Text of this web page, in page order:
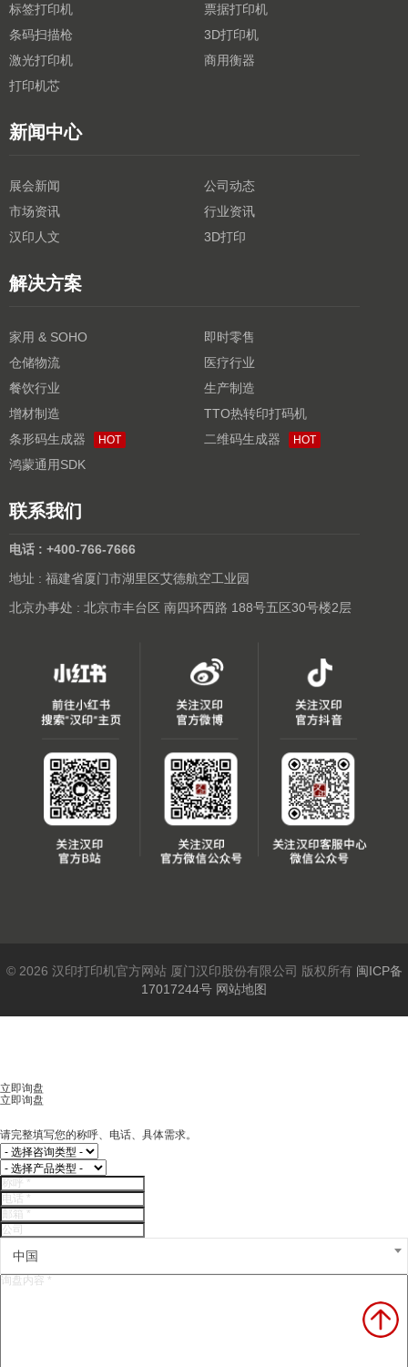
标签打印机
票据打印机
条码扫描枪
3D打印机
激光打印机
商用衡器
打印机芯
新闻中心
展会新闻
公司动态
市场资讯
行业资讯
汉印人文
3D打印
解决方案
家用 & SOHO
即时零售
仓储物流
医疗行业
餐饮行业
生产制造
增材制造
TTO热转印打码机
条形码生成器
HOT 二维码生成器 HOT
鸿蒙通用SDK
联系我们
电话 : +400-766-7666
地址 : 福建省厦门市湖里区艾德航空工业园
北京办事处 : 北京市丰台区 南四环西路 188号五区30号楼2层
© 2026 汉印打印机官方网站 厦门汉印股份有限公司 版权所有 闽ICP备
17017244号 网站地图
立即询盘
立即询盘
请完整填写您的称呼、电话、具体需求。
中国